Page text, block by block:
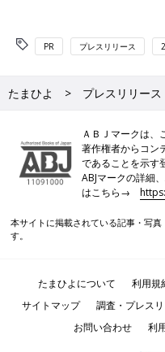
PR プレスリリース
たまひよ プレスリリース
ＡＢＪマークは、
著作権者からコン
であることを示す
ABJマークの詳細
はこちら→
本サイトに掲載されている記事・写
す。
たまひよについて 利用規
サイトマップ
調査・プレス
お問い合わせ
利